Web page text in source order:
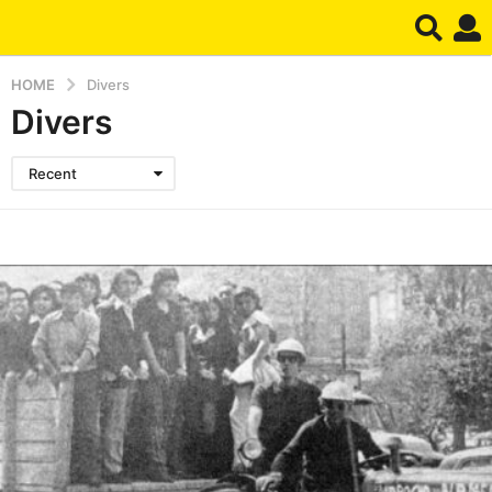
HOME Divers
Divers
Recent